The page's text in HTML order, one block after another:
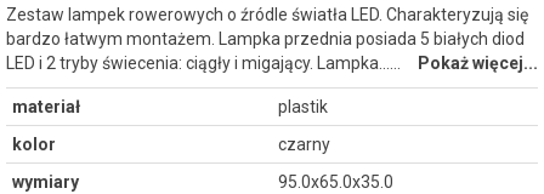
Zestaw lampek rowerowych o źródle światła LED. Charakteryzują się
bardzo łatwym montażem. Lampka przednia posiada 5 białych diod
LED i 2 tryby świecenia: ciągły i migający. Lampka...…
Pokaż więcej...
materiał
plastik
kolor
czarny
wymiary
95.0x65.0x35.0